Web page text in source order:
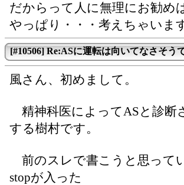
だからって人に無理にお勧め
やっぱり・・・考えちゃいま
[#10506] Re:ASに運転は向いてなさそう
風さん、初めまして。
精神科医によってASと診断
する樹村です。
前のスレで書こうと思って
stopが入った